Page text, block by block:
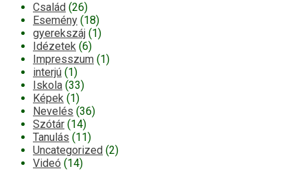
Család (26)
Esemény (18)
gyerekszáj (1)
Idézetek (6)
Impresszum (1)
interjú (1)
Iskola (33)
Képek (1)
Nevelés (36)
Szótár (14)
Tanulás (11)
Uncategorized (2)
Videó (14)